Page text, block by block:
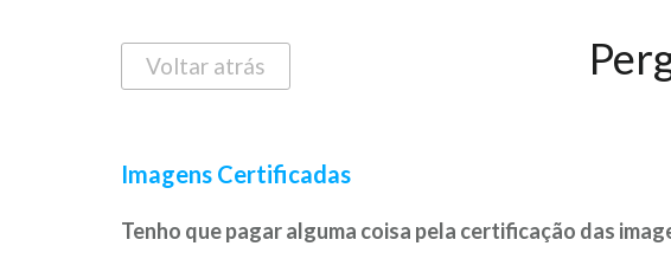
Voltar atrás
Imagens Certificadas
Tenho que pagar alguma coisa pela certificação das